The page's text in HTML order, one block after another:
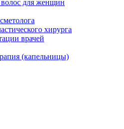
волос для женщин
хирурга
врачей
(капельницы)